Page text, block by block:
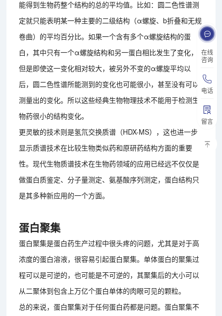
在线
咨询
电话
留言
能得到生物药整个结构的总的平均值。比如：圆二色性谱测
定就只能表明某一种主要的二级结构（α螺旋、b折叠和无规
卷曲）的平均百分比。如果一个含有多个α螺旋结构的蛋
白，其中只有一个α螺旋结构和另一蛋白相比发生了变化，
但是即使这一变化相对较大，被另外不变的α螺旋平均以
后，圆二色性谱所能测到的变化也可能很小，甚至没有可以
测量出的变化。所以这些经典生物物理技术不能用于检测生
物药很小的结构变化。
更灵敏的技术则是氢氘交换质谱（HDX-MS），这也进一步
显示质谱技术在比较生物类似药和原研药结构方面的重要
性。现代生物质谱技术在生物药领域的应用已经远不仅仅是
做蛋白质鉴定、分子量测定、氨基酸序列测定，蛋白结构只
是其多种新应用的一个方面。
蛋白聚集
蛋白聚集是蛋白药生产过程中很头疼的问题，尤其是对于高
浓度的蛋白溶液，很容易引起蛋白聚集。单体蛋白的聚集过
程可以是可逆的，也可能是不可逆的，其聚集后的大小可以
从二聚体到包含上万亿个蛋白单体的肉眼可见的颗粒。
总的来说，蛋白聚集对于任何蛋白药都是问题。蛋白聚集不